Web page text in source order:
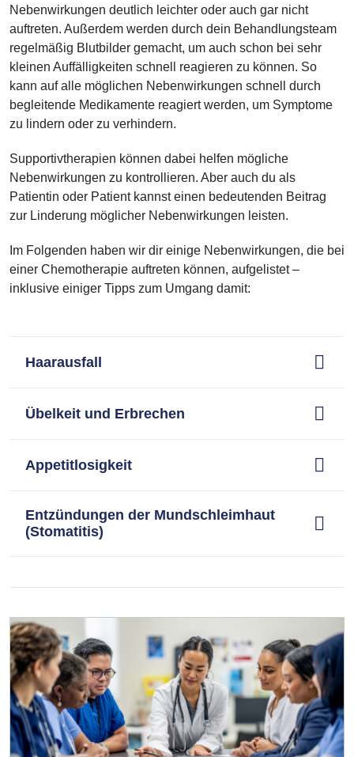
Nebenwirkungen deutlich leichter oder auch gar nicht
auftreten. Außerdem werden durch dein Behandlungsteam
regelmäßig Blutbilder gemacht, um auch schon bei sehr
kleinen Auffälligkeiten schnell reagieren zu können. So
kann auf alle möglichen Nebenwirkungen schnell durch
begleitende Medikamente reagiert werden, um Symptome
zu lindern oder zu verhindern.
Supportivtherapien können dabei helfen mögliche
Nebenwirkungen zu kontrollieren. Aber auch du als
Patientin oder Patient kannst einen bedeutenden Beitrag
zur Linderung möglicher Nebenwirkungen leisten.
Im Folgenden haben wir dir einige Nebenwirkungen, die bei
einer Chemotherapie auftreten können, aufgelistet –
inklusive einiger Tipps zum Umgang damit:
Haarausfall
Übelkeit und Erbrechen
Appetitlosigkeit
Entzündungen der Mundschleimhaut
(Stomatitis)